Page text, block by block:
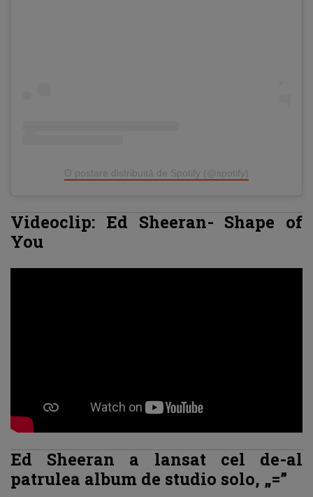
O postare distribuită de Spotify (@spotify)
Videoclip: Ed Sheeran- Shape of
You
Ed Sheeran a lansat cel de-al
patrulea album de studio solo, „=”